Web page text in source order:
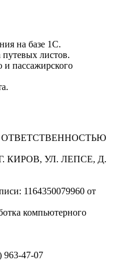
на базе 1С.
путевых листов.
и пассажирского
КИРОВ, УЛ. ЛЕПСЕ, Д.
1164350079960 от
компьютерного
963-47-07